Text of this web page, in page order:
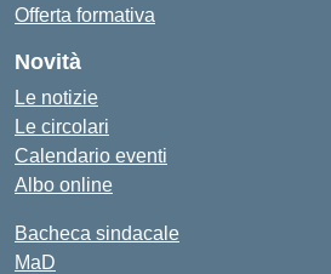
Offerta formativa
Novità
Le notizie
Le circolari
Calendario eventi
Albo online
Bacheca sindacale
MaD